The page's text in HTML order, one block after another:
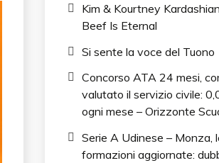
Kim & Kourtney
Beef Is Eternal
Si sente la voce del Tuono
Concorso ATA 24 mesi,
valutato il servizio civile:
ogni mese – Orizzonte
Serie A Udinese – Monza,
formazioni aggiornate: